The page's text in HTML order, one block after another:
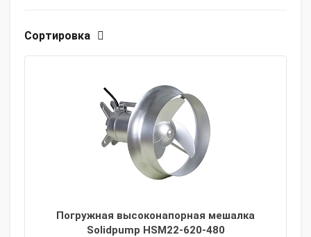
Сортировка
Погружная высоконапорная мешалка
Solidpump HSM22-620-480